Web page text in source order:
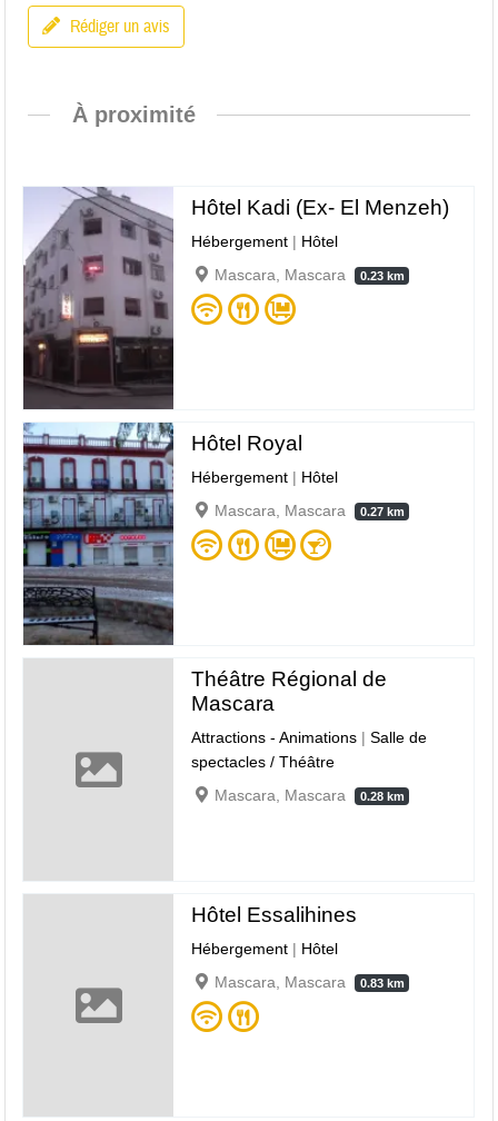
Rédiger un avis
À proximité
Hôtel Kadi (Ex- El Menzeh)
Hébergement | Hôtel
Mascara, Mascara
0.23 km
Hôtel Royal
Hébergement | Hôtel
Mascara, Mascara
0.27 km
Théâtre Régional de
Mascara
Attractions - Animations |Salle de
spectacles / Théâtre
Mascara, Mascara
0.28 km
Hôtel Essalihines
Hébergement | Hôtel
Mascara, Mascara
0.83 km